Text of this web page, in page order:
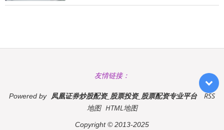
友情链接：
Powered by 凤凰证券炒股配资_股票投资_股票配资专业平台
RSS
地图 HTML地图
Copyright© 2013-2025